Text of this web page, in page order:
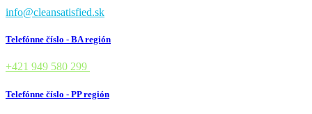
info@cleansatisfied.sk
Telefónne číslo - BA región
+421 949 580 299
Telefónne číslo - PP región